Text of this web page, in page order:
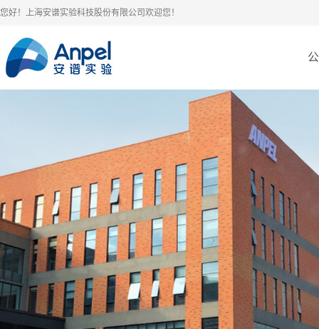
您好！上海安谱实验科技股份有限公司欢迎您！